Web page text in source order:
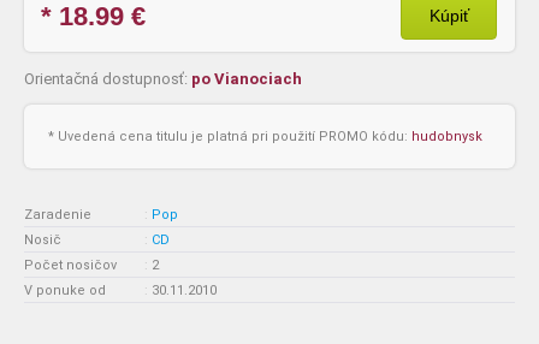
* 18.99 € Kúpiť
Orientačná dostupnosť: po Vianociach
* Uvedená cena titulu je platná pri použití PROMO kódu: hudobnysk
Zaradenie : Pop
Nosič
: CD
Počet nosičov
: 2
V ponuke od
: 30.11.2010